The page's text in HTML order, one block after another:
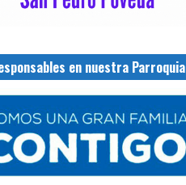
en nuestra Parroquia